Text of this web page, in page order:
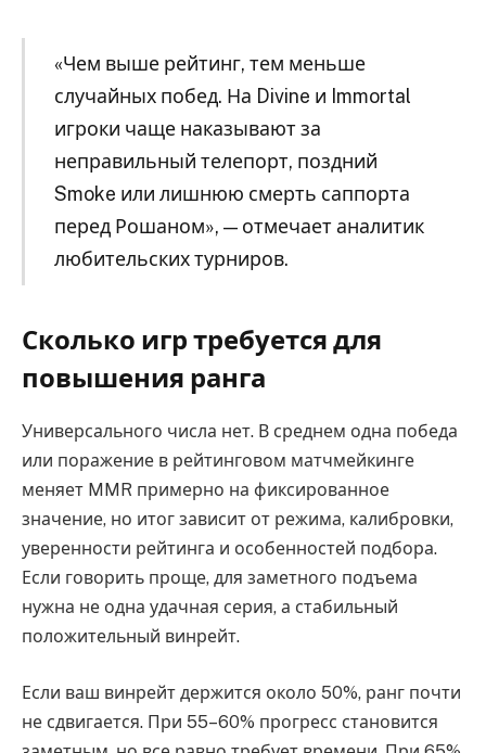
«Чем выше рейтинг, тем меньше
случайных побед. На Divine и Immortal
игроки чаще наказывают за
неправильный телепорт, поздний
Smoke или лишнюю смерть саппорта
перед Рошаном», — отмечает аналитик
любительских турниров.
Сколько игр требуется для
повышения ранга
Универсального числа нет. В среднем одна победа
или поражение в рейтинговом матчмейкинге
меняет MMR примерно на фиксированное
значение, но итог зависит от режима, калибровки,
уверенности рейтинга и особенностей подбора.
Если говорить проще, для заметного подъема
нужна не одна удачная серия, а стабильный
положительный винрейт.
Если ваш винрейт держится около 50%, ранг почти
не сдвигается. При 55–60% прогресс становится